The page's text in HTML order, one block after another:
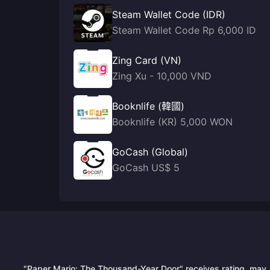
Steam Wallet Code (IDR)
Steam Wallet Code Rp 6,000 ID
Zing Card (VN)
Zing Xu - 10,000 VND
Booknlife (韓國)
Booknlife (KR) 5,000 WON
GoCash (Global)
GoCash US$ 5